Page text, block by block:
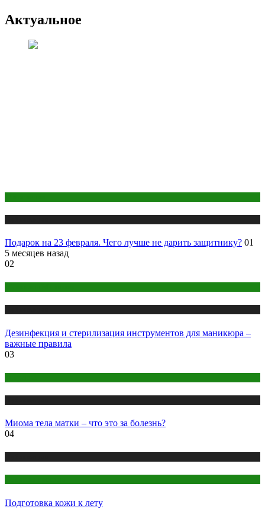
Актуальное
Подарок на 23 февраля. Чего лучше не дарить защитнику? 01
5 месяцев назад
02
Дезинфекция и стерилизация инструментов для маникюра –
важные правила
03
Миома тела матки – что это за болезнь?
04
Подготовка кожи к лету